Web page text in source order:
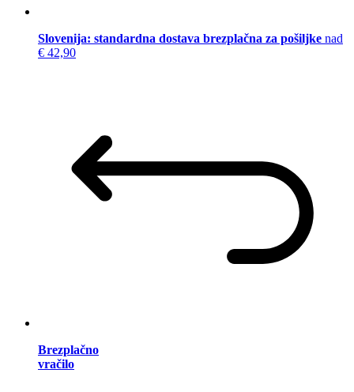
Slovenija: standardna dostava brezplačna za pošiljke nad
€ 42,90
Brezplačno
vračilo